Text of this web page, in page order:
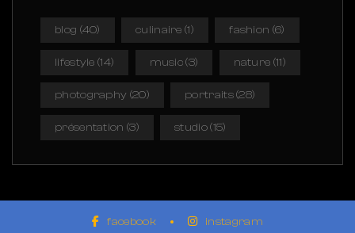
blog (40) culinaire (1) fashion (6)
lifestyle (14) music(3) nature (11)
photography (20) portraits(28)
présentation (3) studio(15)
facebook instagram